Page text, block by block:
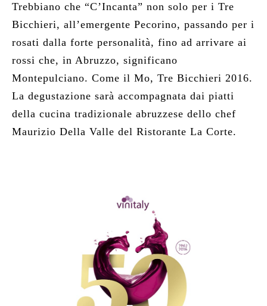
Trebbiano che “C’Incanta” non solo per i Tre
Bicchieri, all’emergente Pecorino, passando per i
rosati dalla forte personalità, fino ad arrivare ai
rossi che, in Abruzzo, significano
Montepulciano. Come il Mo, Tre Bicchieri 2016.
La degustazione sarà accompagnata dai piatti
della cucina tradizionale abruzzese dello chef
Maurizio Della Valle del Ristorante La Corte.